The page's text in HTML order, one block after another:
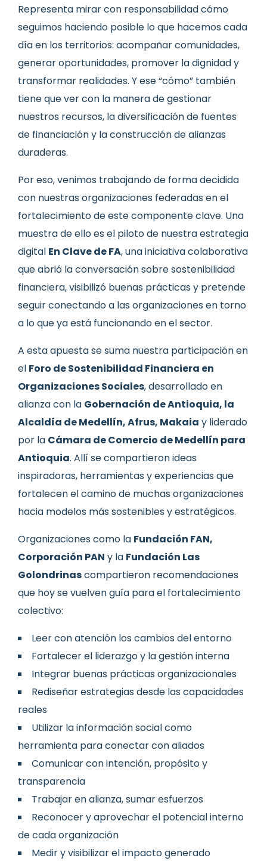
Representa mirar con responsabilidad cómo
seguimos haciendo posible lo que hacemos cada
día en los territorios: acompañar comunidades,
generar oportunidades, promover la dignidad y
transformar realidades. Y ese “cómo” también
tiene que ver con la manera de gestionar
nuestros recursos, la diversificación de fuentes
de financiación y la construcción de alianzas
duraderas.
Por eso, venimos trabajando de forma decidida
con nuestras organizaciones federadas en el
fortalecimiento de este componente clave. Una
muestra de ello es el piloto de nuestra estrategia
digital En Clave de FA, una iniciativa colaborativa
que abrió la conversación sobre sostenibilidad
financiera, visibilizó buenas prácticas y pretende
seguir conectando a las organizaciones en torno
a lo que ya está funcionando en el sector.
A esta apuesta se suma nuestra participación en
el Foro de Sostenibilidad Financiera en
Organizaciones Sociales, desarrollado en
alianza con la Gobernación de Antioquia, la
Alcaldía de Medellín, Afrus, Makaia y liderado
por la Cámara de Comercio de Medellín para
Antioquia. Allí se compartieron ideas
inspiradoras, herramientas y experiencias que
fortalecen el camino de muchas organizaciones
hacia modelos más sostenibles y estratégicos.
Organizaciones como la Fundación FAN,
Corporación PAN y la Fundación Las
Golondrinascompartieron recomendaciones
que hoy se vuelven guía para el fortalecimiento
colectivo:
Leer con atención los cambios del entorno
Fortalecer el liderazgo y la gestión interna
Integrar buenas prácticas organizacionales
Rediseñar estrategias desde las capacidades
reales
Utilizar la información social como
herramienta para conectar con aliados
Comunicar con intención, propósito y
transparencia
Trabajar en alianza, sumar esfuerzos
Reconocer y aprovechar el potencial interno
de cada organización
Medir y visibilizar el impacto generado